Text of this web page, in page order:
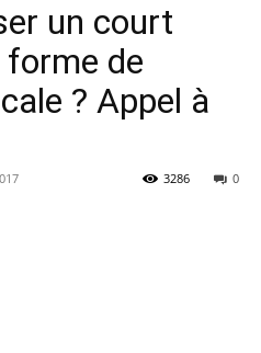
un court
de
? Appel à
0
3286